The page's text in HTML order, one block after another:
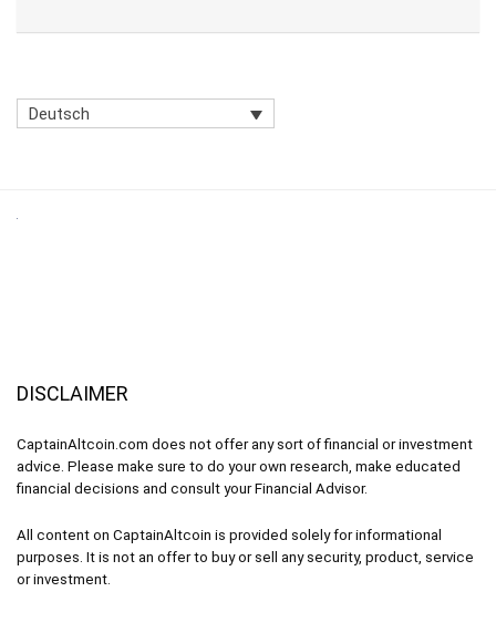
Deutsch
DISCLAIMER
CaptainAltcoin.com does not offer any sort of financial or investment
advice. Please make sure to do your own research, make educated
financial decisions and consult your Financial Advisor.
All content on CaptainAltcoin is provided solely for informational
purposes. It is not an offer to buy or sell any security, product, service
or investment.